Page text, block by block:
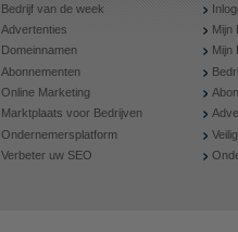
Bedrijf van de week
Advertenties
Domeinnamen
Abonnementen
Online Marketing
Marktplaats voor Bedrijven
Ondernemersplatform
Verbeter uw SEO
Mijn
Mijn